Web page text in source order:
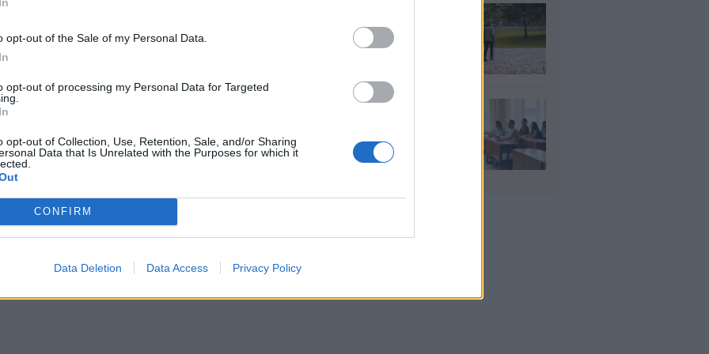
opt-out of the Sale of my Personal Data.
opt-out of processing my Personal Data for Targeted
opt-out of Collection, Use, Retention, Sale, and/or Sharing
Data that Is Unrelated with the Purposes for which it
CONFIRM
Data Deletion Data Access Privacy Policy
τύχη των 14 μαρκών του ομίλου.
τον αντικαταστάτη του μέχρι το τέλος του
αμερικανικός όμιλος κατασκευής
του 2021 βάσει μιας διασυνοριακής
ιταλο-αμερικανικού ομίλου Fiat Chrysler
PSA. Έχει την έδρα του στο Άμστερνταμ της
Stellantis είναι η έκτη μεγαλύτερη
(πίσω από τον όμιλο Volkswagen, την Toyota,
την General Motors και την Hyundai
στο χρηματιστήριο του Μιλάνο Borsa
και στο Χρηματιστήριο της Νέας Υόρκης.
αλλάζει και πότε θα
φανούν οι αυξήσεις
Εκπαιδευτικοί: Αύριο
αιτήσεις για 5.017
μόνιμους διορισμούς